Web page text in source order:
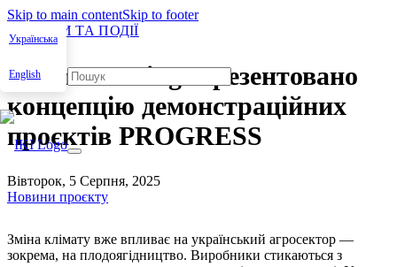
Skip to main contentSkip to footer
Українська
English
НОВИНИ ТА ПОДІЇ
Green Farming: презентовано
концепцію демонстраційних
проєктів PROGRESS
Вівторок, 5 Серпня, 2025
Новини проєкту
Зміна клімату вже впливає на український агросектор —
зокрема, на плодоягідництво. Виробники стикаються з